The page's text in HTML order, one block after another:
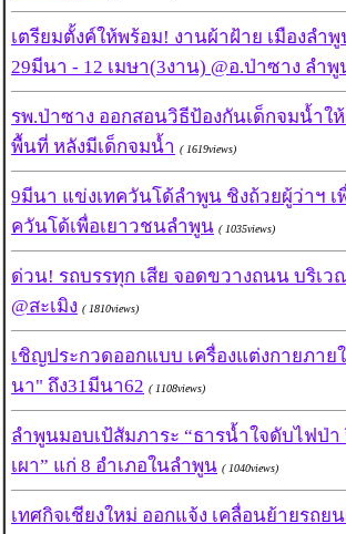
เตรียมตั้งค์ให้พร้อม! งานผ้าฝ้าย เมืองลำ
29มีนา - 12 เมษา(3งาน) @อ.ป่าซาง ลำพู
รพ.ป่าซาง ออกสอนวิธีป้องกันเด็กจมน้ำใ
พื้นที่ หลังมีเด็กจมน้ำ ( 1619views)
9มีนา แข่งเทควันโด้ลำพูน ชิงถ้วยผู้ว่าฯ
ควันโด้เพื่อเยาวชนลำพูน ( 1035views)
ด่วน! รถบรรทุก เสีย จอดขวางถนน บริเว
@สะเมิง ( 1810views)
เชิญประกวดออกแบบ เครื่องแต่งกายภา
นา" ถึง31มีนา62 ( 1108views)
ลำพูนมอบเป้สัมภาระ “ธารน้ำใจดับไฟป่
เผา” แก่ 8 อำเภอในลำพูน ( 1040views)
เทศกิจเชียงใหม่ ออกแจ้ง เคลื่อนย้ายรถ